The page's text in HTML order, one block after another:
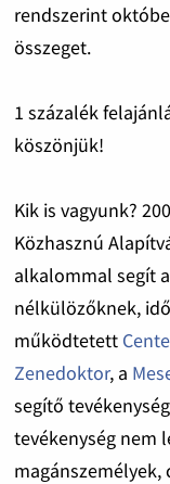
rendszerint
összeget.
1 százalék
köszönjük!
Kik is vagyunk?
Közhasznú
alkalommal segít
nélkülözőknek,
működtetett
Zenedoktor, a
segítő
tevékenység nem
magánszemélyek,